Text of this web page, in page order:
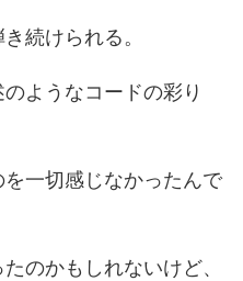
続けられる。
ようなコードの彩り
を一切感じなかったんで
のかもしれないけど、